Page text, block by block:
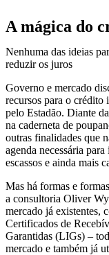
A mágica do
Nenhuma das ideias
reduzir os juros
Governo e mercado
recursos para o
pelo Estadão. Diante
na caderneta de
outras finalidades que
agenda necessária
escassos e ainda mais
Mas há formas e
a consultoria Oliver
mercado já existentes,
Certificados de
Garantidas (LIGs) –
mercado e também já